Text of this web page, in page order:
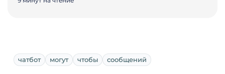
чатбот могут чтобы сообщений